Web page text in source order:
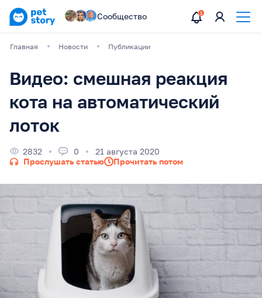
Сообщество
Главная Новости Публикации
Видео: смешная реакция
кота на автоматический
лоток
2832 0
21 августа 2020
Прослушать статью
Прочитать потом